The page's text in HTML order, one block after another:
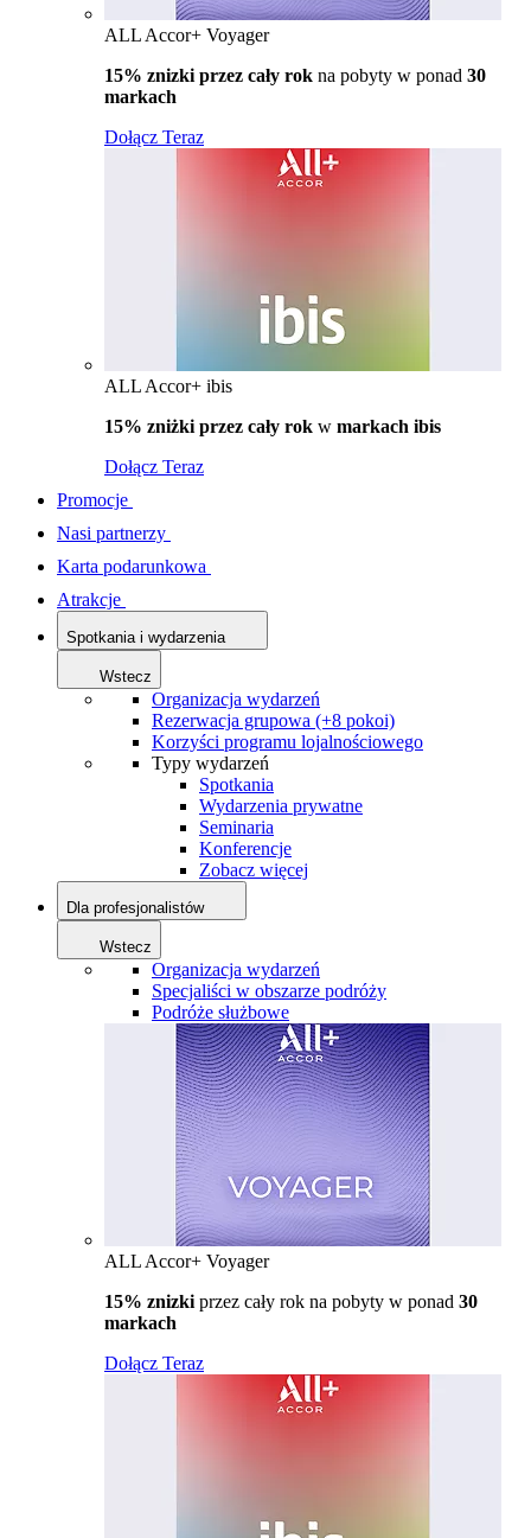
ALL Accor+ Voyager
15% znizki przez cały rok na pobyty w ponad 30
markach
Dołącz Teraz
ALL Accor+ ibis
15% zniżki przez cały rok w markach ibis
Dołącz Teraz
Promocje
Nasi partnerzy
Karta podarunkowa
Atrakcje
Spotkania i wydarzenia
Wstecz
Organizacja wydarzeń
Rezerwacja grupowa (+8 pokoi)
Korzyści programu lojalnościowego
Typy wydarzeń
Spotkania
Wydarzenia prywatne
Seminaria
Konferencje
Zobacz więcej
Dla profesjonalistów
Wstecz
Organizacja wydarzeń
Specjaliści w obszarze podróży
Podróże służbowe
ALL Accor+ Voyager
15% znizki przez cały rok na pobyty w ponad 30
markach
Dołącz Teraz